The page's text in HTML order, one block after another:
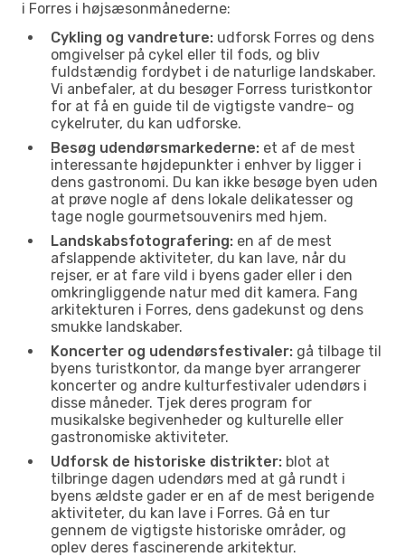
i Forres i højsæsonmånederne:
Cykling og vandreture: udforsk Forres og dens
omgivelser på cykel eller til fods, og bliv
fuldstændig fordybet i de naturlige landskaber.
Vi anbefaler, at du besøger Forress turistkontor
for at få en guide til de vigtigste vandre- og
cykelruter, du kan udforske.
Besøg udendørsmarkederne: et af de mest
interessante højdepunkter i enhver by ligger i
dens gastronomi. Du kan ikke besøge byen uden
at prøve nogle af dens lokale delikatesser og
tage nogle gourmetsouvenirs med hjem.
Landskabsfotografering: en af de mest
afslappende aktiviteter, du kan lave, når du
rejser, er at fare vild i byens gader eller i den
omkringliggende natur med dit kamera. Fang
arkitekturen i Forres, dens gadekunst og dens
smukke landskaber.
Koncerter og udendørsfestivaler: gå tilbage til
byens turistkontor, da mange byer arrangerer
koncerter og andre kulturfestivaler udendørs i
disse måneder. Tjek deres program for
musikalske begivenheder og kulturelle eller
gastronomiske aktiviteter.
Udforsk de historiske distrikter: blot at
tilbringe dagen udendørs med at gå rundt i
byens ældste gader er en af de mest berigende
aktiviteter, du kan lave i Forres. Gå en tur
gennem de vigtigste historiske områder, og
oplev deres fascinerende arkitektur.